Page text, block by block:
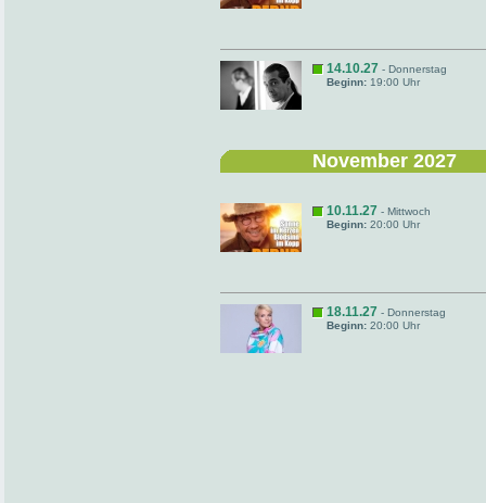
14.10.27 - Donnerstag
Beginn: 19:00 Uhr
November 2027
10.11.27 - Mittwoch
Beginn: 20:00 Uhr
18.11.27 - Donnerstag
Beginn: 20:00 Uhr